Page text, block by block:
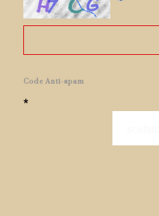
Code Anti-spam
*